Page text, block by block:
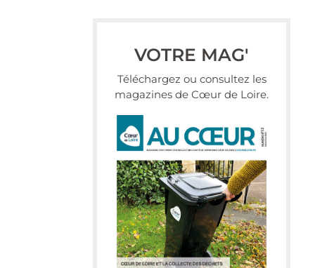
VOTRE MAG'
Téléchargez ou consultez les
magazines de Cœur de Loire.